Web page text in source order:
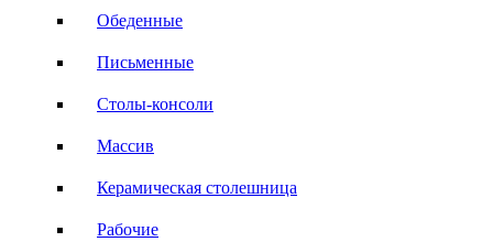
Обеденные
Письменные
Столы-консоли
Массив
Керамическая столешница
Рабочие